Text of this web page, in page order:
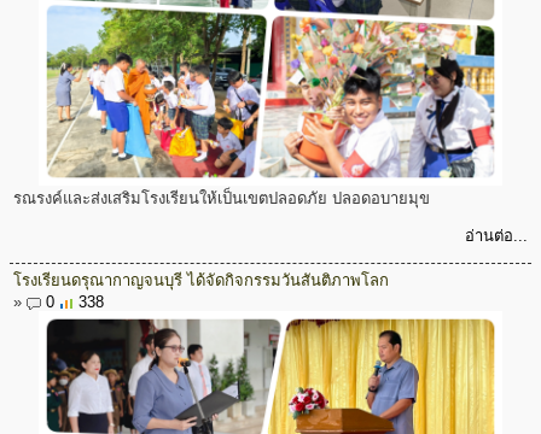
รณรงค์และส่งเสริมโรงเรียนให้เป็นเขตปลอดภัย ปลอดอบายมุข
อ่านต่อ...
โรงเรียนดรุณากาญจนบุรี ได้จัดกิจกรรมวันสันติภาพโลก
»
0 338